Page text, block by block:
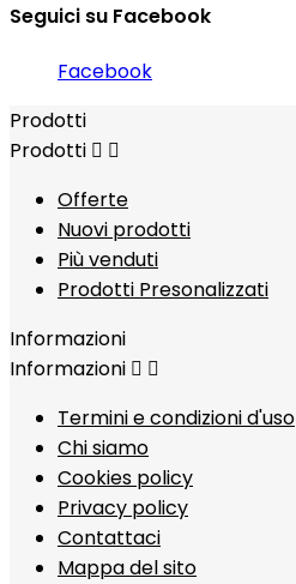
Seguici su Facebook
Facebook
Prodotti
Prodotti  
Offerte
Nuovi prodotti
Più venduti
Prodotti Presonalizzati
Informazioni
Informazioni  
Termini e condizioni d'uso
Chi siamo
Cookies policy
Privacy policy
Contattaci
Mappa del sito